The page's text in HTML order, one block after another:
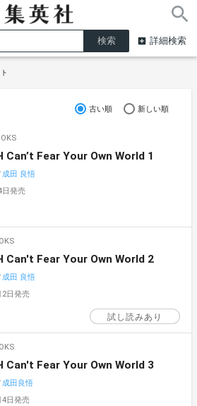
詳細検索
古い順 新しい順
Can’t Fear Your Own World 1
成田 良悟
日発売
Can't Fear Your Own World 2
成田 良悟
2日発売
試し読みあり
Can't Fear Your Own World 3
成田良悟
4日発売